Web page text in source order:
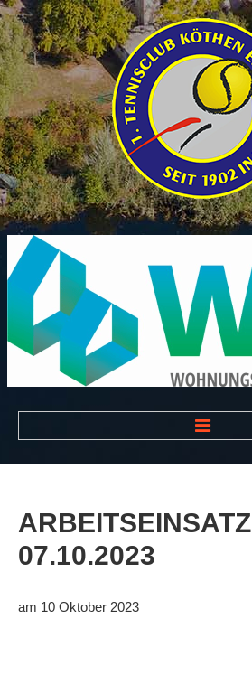
VEREIN
Der Vorstand
ARBEITSEINSATZ
07.10.2023
am 10 Oktober 2023